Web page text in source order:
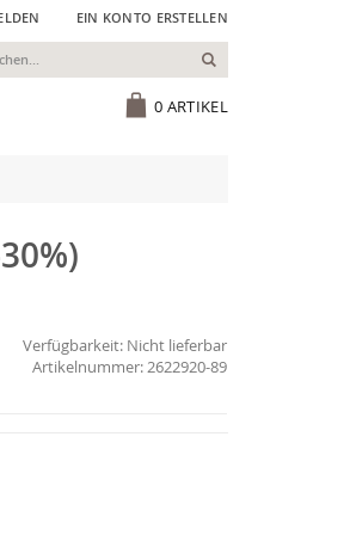
EIN KONTO ERSTELLEN
0 ARTIKEL
Suchen
Verfügbarkeit: Nicht lieferbar
2622920-89